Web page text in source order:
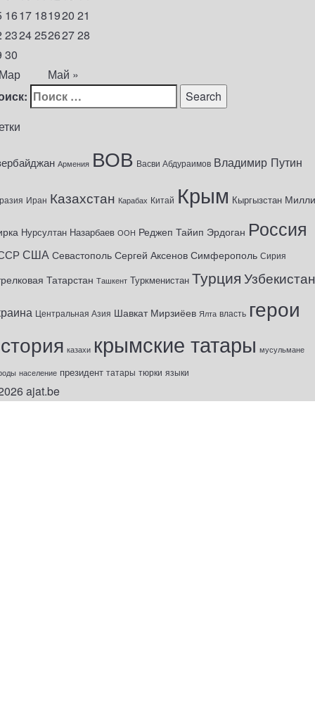
Май »
1617 181920 21
232425262728
30
Армения ВОВ Васви Абдураимов Владимир Путин
Иран Казахстан Карабах Китай Крым Кыргызстан Милли
Нурсултан Назарбаев ООН Реджеп Тайип Эрдоган Россия
США Севастополь Сергей Аксенов Симферополь Сирия
Татарстан Ташкент Туркменистан ТурцияУзбекистан
Центральная Азия Шавкат Мирзиёев Ялта власть герои
казахи крымские татары мусульмане
население президент татары тюрки языки
ajat.be